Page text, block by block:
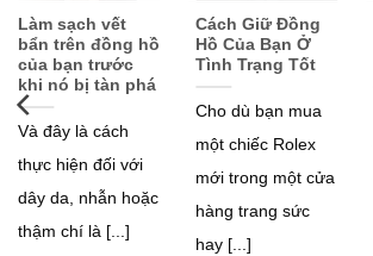
Làm sạch vết
bẩn trên đồng hồ
của bạn trước
khi nó bị tàn phá
Và đây là cách
thực hiện đối với
dây da, nhẫn hoặc
thậm chí là [...]
Cách Giữ Đồng
Hồ Của Bạn Ở
Tình Trạng Tốt
Cho dù bạn mua
một chiếc Rolex
mới trong một cửa
hàng trang sức
hay [...]